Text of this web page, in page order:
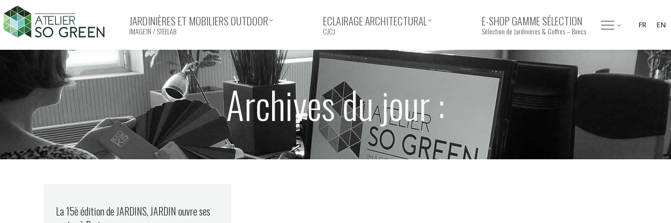
JARDINIÈRES ET MOBILIERS OUTDOOR
IMAGE’IN / STEELAB
ECLAIRAGE ARCHITECTURAL
CJCJ
E-SHOP GAMME SÉLECTION
Sélection de Jardinières & Coffres – Bancs
FR EN
Archives du jour :
La 15è édition de JARDINS, JARDIN ouvre ses